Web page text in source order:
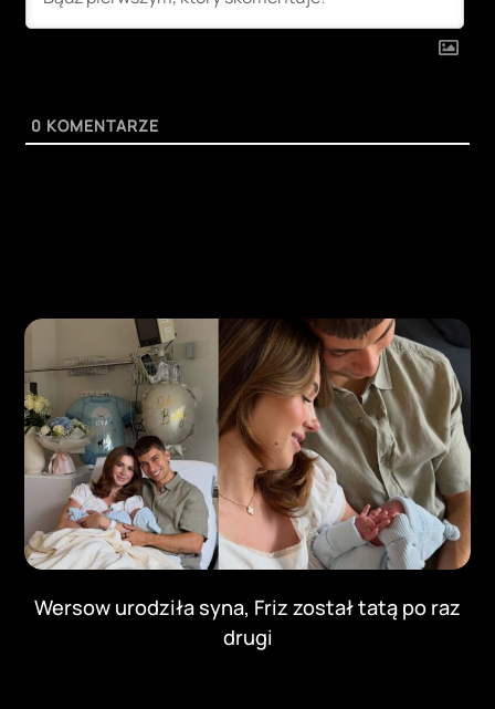
0 KOMENTARZE
Wersow urodziła syna, Friz został tatą po raz
drugi